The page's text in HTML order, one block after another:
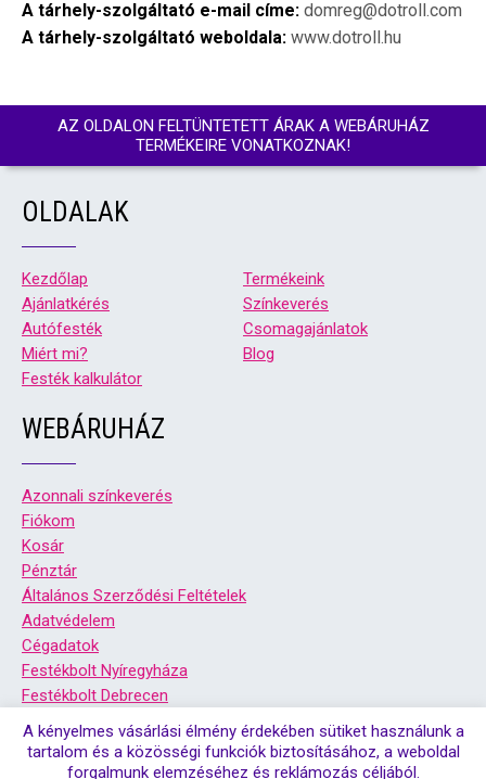
A tárhely-szolgáltató e-mail címe: domreg@dotroll.com
A tárhely-szolgáltató weboldala: www.dotroll.hu
AZ OLDALON FELTÜNTETETT ÁRAK A WEBÁRUHÁZ
TERMÉKEIRE VONATKOZNAK!
OLDALAK
Kezdőlap
Termékeink
Ajánlatkérés
Színkeverés
Autófesték
Csomagajánlatok
Miért mi?
Blog
Festék kalkulátor
WEBÁRUHÁZ
Azonnali színkeverés
Fiókom
Kosár
Pénztár
Általános Szerződési Feltételek
Adatvédelem
Cégadatok
Festékbolt Nyíregyháza
Festékbolt Debrecen
A kényelmes vásárlási élmény érdekében sütiket használunk a
tartalom és a közösségi funkciók biztosításához, a weboldal
forgalmunk elemzéséhez és reklámozás céljából.